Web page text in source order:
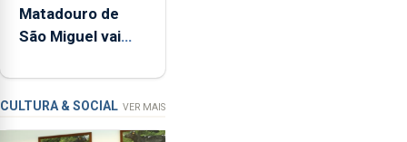
permitindo
reforçar
condições
de
ensino
Matadouro de
São Miguel vai
requalificação
CULTURA & SOCIAL VER MAIS